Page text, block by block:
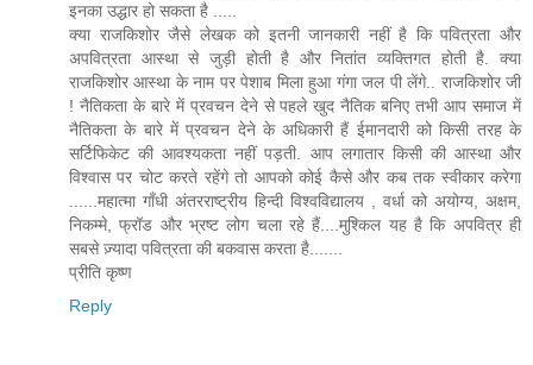
इनका उद्धार हो सकता है .....
क्या राजकिशोर जैसे लेखक को इतनी जानकारी नहीं है कि पवित्रता और
अपवित्रता आस्था से जुड़ी होती है और नितांत व्यक्तिगत होती है. क्या
राजकिशोर आस्था के नाम पर पेशाब मिला हुआ गंगा जल पी लेंगे.. राजकिशोर जी
! नैतिकता के बारे में प्रवचन देने से पहले खुद नैतिक बनिए तभी आप समाज में
नैतिकता के बारे में प्रवचन देने के अधिकारी हैं ईमानदारी को किसी तरह के
सर्टिफिकेट की आवश्यकता नहीं पड़ती. आप लगातार किसी की आस्था और
विश्वास पर चोट करते रहेंगे तो आपको कोई कैसे और कब तक स्वीकार करेगा
......महात्मा गाँधी अंतरराष्ट्रीय हिन्दी विश्वविद्यालय , वर्धा को अयोग्य, अक्षम,
निकम्मे, फ्रॉड और भ्रष्ट लोग चला रहे हैं....मुश्किल यह है कि अपवित्र ही
सबसे ज़्यादा पवित्रता की बकवास करता है.......
प्रीति कृष्ण
Reply